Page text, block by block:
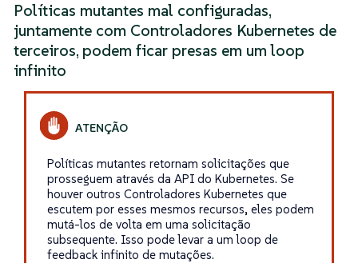
Políticas mutantes mal configuradas,
juntamente com Controladores Kubernetes de
terceiros, podem ficar presas em um loop
infinito
Políticas mutantes retornam solicitações que
prosseguem através da API do Kubernetes. Se
houver outros Controladores Kubernetes que
escutem por esses mesmos recursos, eles podem
mutá-los de volta em uma solicitação
subsequente. Isso pode levar a um loop de
feedback infinito de mutações.